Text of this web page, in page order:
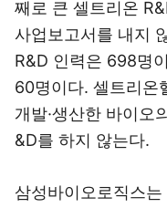
째로 큰 셀트리온
사업보고서를 내지
R&D 인력은 698명
60명이다. 셀트리온
개발·생산한 바이오
&D를 하지 않는다.
삼성바이오로직스